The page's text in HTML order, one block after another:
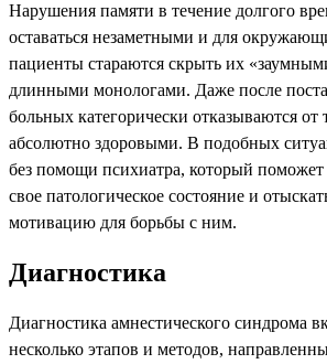
Нарушения памяти в течение долгого
оставаться незаметными и для
пациенты стараются скрыть их
длинными монологами. Даже после
больных категорически отказываются от
абсолютно здоровыми. В подобных
без помощи психиатра, который поможет
свое патологическое состояние и
мотивацию для борьбы с ним.
Диагностика
Диагностика амнестического синдрома
несколько этапов и методов,